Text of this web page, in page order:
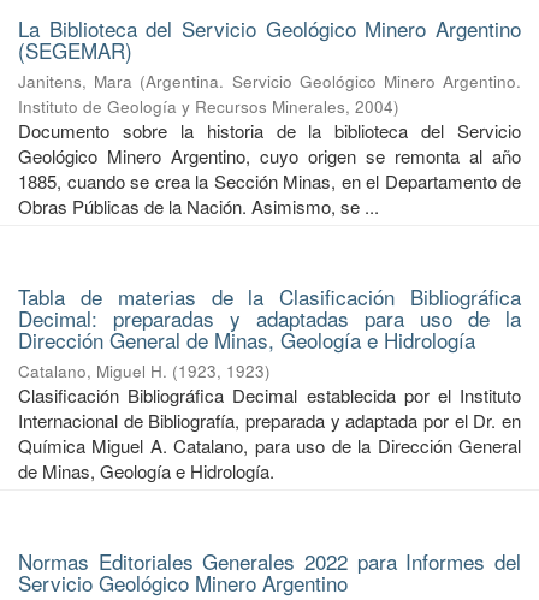
La Biblioteca del Servicio Geológico Minero Argentino
(SEGEMAR)
Janitens, Mara (Argentina. Servicio Geológico Minero Argentino.
Instituto de Geología y Recursos Minerales, 2004)
Documento sobre la historia de la biblioteca del Servicio
Geológico Minero Argentino, cuyo origen se remonta al año
1885, cuando se crea la Sección Minas, en el Departamento de
Obras Públicas de la Nación. Asimismo, se ...
Tabla de materias de la Clasificación Bibliográfica
Decimal: preparadas y adaptadas para uso de la
Dirección General de Minas, Geología e Hidrología
Catalano, Miguel H. (1923, 1923)
Clasificación Bibliográfica Decimal establecida por el Instituto
Internacional de Bibliografía, preparada y adaptada por el Dr. en
Química Miguel A. Catalano, para uso de la Dirección General
de Minas, Geología e Hidrología.
Normas Editoriales Generales 2022 para Informes del
Servicio Geológico Minero Argentino